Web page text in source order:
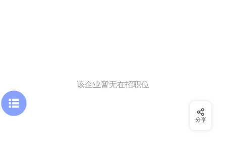
该企业暂无在招职位
分享